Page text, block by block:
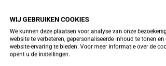
INDRUKWEKKENDE
Dankzij de Power Lifting functie
WIJ GEBRUIKEN COOKIES
We kunnen deze plaatsen voor analyse van onze
website te verbeteren, gepersonaliseerde inhoud te tonen
website-ervaring te bieden. Voor meer informatie over de
opent u de instellingen.